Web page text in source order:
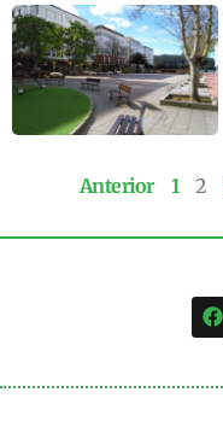
Anterior 1 2